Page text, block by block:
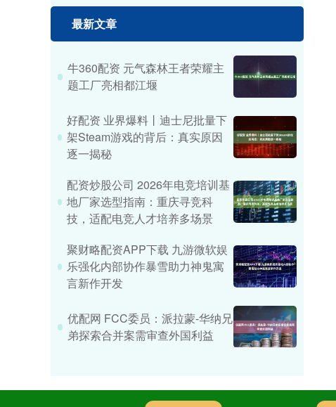
最新文章
牛360配资 元气森林王者荣耀主
题工厂亮相都江堰
好配资 业界爆料丨迪士尼批量下
架Steam游戏的背后：真实原因
逐一揭秘
配资炒股公司 2026年电竞培训基
地厂家选型指南：重庆寻竞科
技，适配电竞人才培养多场景
聚财略配资APP下载 九游微软娱
乐强化内部协作暴雪助力神鬼寓
言新作开发
优配网 FCC委员：派拉蒙-华纳兄
弟探索合并案需审查外国利益